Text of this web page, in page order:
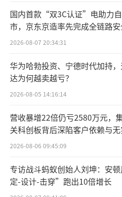
根据招股书信息，
器械类产品仅3款，分别
贴（白膜）、医用透
年，敷尔佳近90%的营
业务，但凭借着对医用
医疗敷料类的营收实
据，2019年至2021年，
的收入分别为9.18亿元、
营收占比分别为68.38%
与此同时，敷尔佳的毛
据显示，2020年到2022
国内首款“双3C认证”电助力
市，京东京造率先完成全链路
2026-08-07 20:34:31
华为哈勃投资、宁德时代加持
达为何越卖越亏？
2026-08-05 14:16:14
营收暴增22倍仍亏2580万元，
关科创板背后深陷客户依赖与
困局
2026-08-06 09:45:09
专访战斗蚂蚁创始人刘坤：安
定-设计-击穿”跑出10倍增长